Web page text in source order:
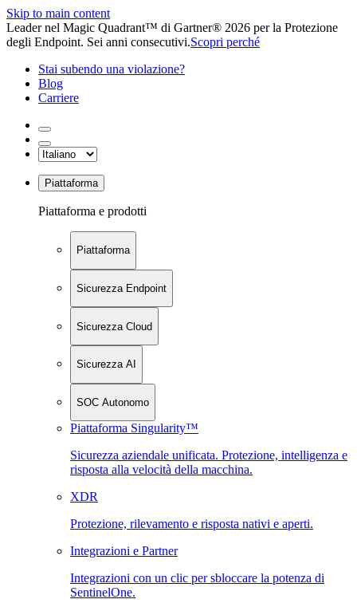
Skip to main content
Leader nel Magic Quadrant™ di Gartner® 2026 per la Protezione
degli Endpoint. Sei anni consecutivi.Scopri perché
Stai subendo una violazione?
Blog
Carriere
Piattaforma
Piattaforma e prodotti
Piattaforma
Sicurezza Endpoint
Sicurezza Cloud
Sicurezza AI
SOC Autonomo
Piattaforma Singularity™
Sicurezza aziendale unificata. Protezione, intelligenza e
risposta alla velocità della macchina.
XDR
Protezione, rilevamento e risposta nativi e aperti.
Integrazioni e Partner
Integrazioni con un clic per sbloccare la potenza di
SentinelOne.